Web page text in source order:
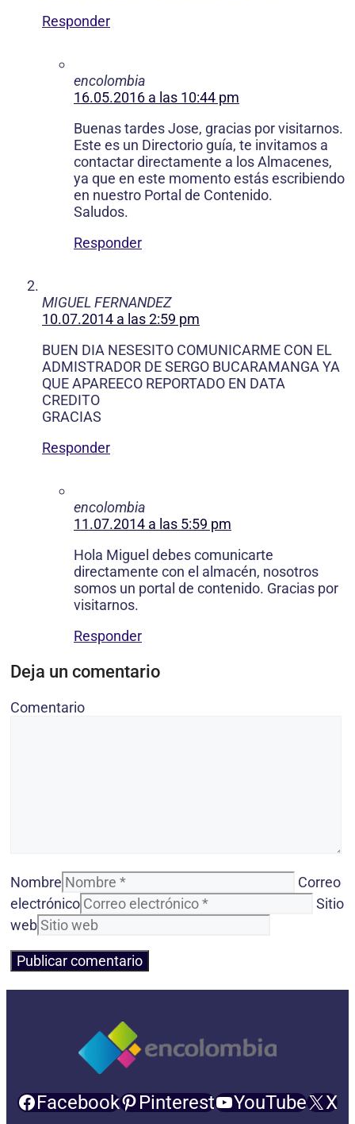
Responder
encolombia
16.05.2016 a las 10:44 pm
Buenas tardes Jose, gracias por visitarnos.
Este es un Directorio guía, te invitamos a
contactar directamente a los Almacenes,
ya que en este momento estás escribiendo
en nuestro Portal de Contenido.
Saludos.
Responder
MIGUEL FERNANDEZ
10.07.2014 a las 2:59 pm
BUEN DIA NESESITO COMUNICARME CON EL
ADMISTRADOR DE SERGO BUCARAMANGA YA
QUE APAREECO REPORTADO EN DATA
CREDITO
GRACIAS
Responder
encolombia
11.07.2014 a las 5:59 pm
Hola Miguel debes comunicarte
directamente con el almacén, nosotros
somos un portal de contenido. Gracias por
visitarnos.
Responder
Deja un comentario
Comentario
Nombre
Correo
electrónico
Sitio
web
Facebook Pinterest YouTube X